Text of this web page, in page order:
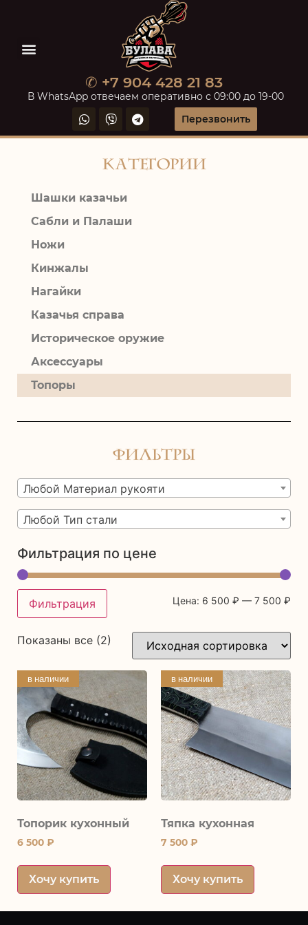
✆ +7 904 428 21 83
В WhatsApp отвечаем оперативно с 09:00 до 19-00
Перезвонить
Категории
Шашки казачьи
Сабли и Палаши
Ножи
Кинжалы
Нагайки
Казачья справа
Историческое оружие
Аксессуары
Топоры
Фильтры
Любой Материал рукояти
Любой Тип стали
Фильтрация по цене
Фильтрация Цена: 6 500 ₽ — 7 500 ₽
Показаны все (2)
в наличии
Топорик кухонный
6 500 ₽
Хочу купить
в наличии
Тяпка кухонная
7 500 ₽
Хочу купить